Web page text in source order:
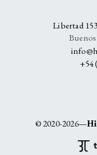
Libertad
+54
© 2020-2026—